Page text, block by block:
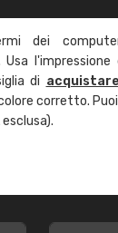
dei
di
corretto.
esclusa).